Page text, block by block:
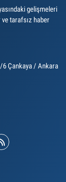
gelişmeleri
tarafsız haber
6 Çankaya / Ankara